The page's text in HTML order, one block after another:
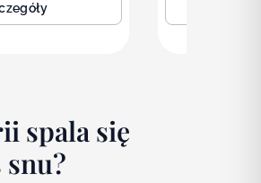
spala się
snu?